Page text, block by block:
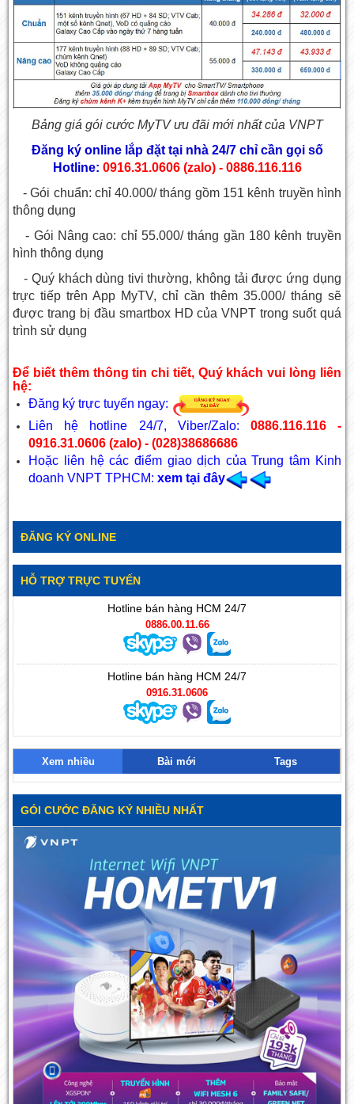
Bảng giá gói cước MyTVưu đãi mới nhất của VNPT
Đăng ký online lắp đặt tại nhà 24/7 chỉ cần gọi số
Hotline: 0916.31.0606 (zalo) - 0886.116.116
- Gói chuẩn: chỉ 40.000/ tháng gồm 151 kênh truyền hình
thông dụng
- Gói Nâng cao: chỉ 55.000/ tháng gần 180 kênh truyền
hình thông dụng
- Quý khách dùng tivi thường, không tải được ứng dụng
trực tiếp trên App MyTV, chỉ cần thêm 35.000/ tháng sẽ
được trang bị đầu smartbox HD của VNPT trong suốt quá
trình sử dụng
Để biết thêm thông tin chi tiết, Quý khách vui lòng liên
hệ:
Đăng ký trực tuyến ngay:
Liên hệ hotline 24/7, Viber/Zalo:
0886.116.116 -
0916.31.0606 (zalo) - (028)38686686
Hoặc liên hệ các điểm giao dịch của Trung tâm Kinh
doanh VNPT TPHCM: xem tại đây
ĐĂNG KÝ ONLINE
HỖ TRỢ TRỰC TUYẾN
Hotline bán hàng HCM 24/7
0886.00.11.66
Hotline bán hàng HCM 24/7
0916.31.0606
Xem nhiều Bài mới Tags
GÓI CƯỚC ĐĂNG KÝ NHIỀU NHẤT